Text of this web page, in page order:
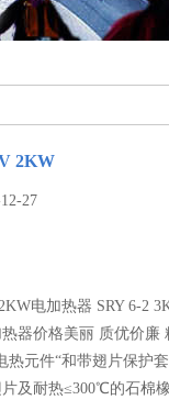
2KW
27
电加热器 SRY 6-2
器价格美丽 质优价廉
热元件“和带翅片保护
及耐热≤300℃的石棉